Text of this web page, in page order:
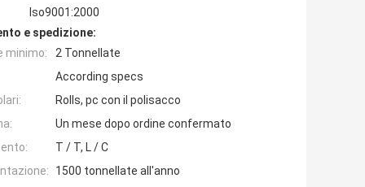
Iso9001:2000
e spedizione:
minimo:
2 Tonnellate
According specs
Rolls, pc con il polisacco
Un mese dopo ordine confermato
T / T, L / C
1500 tonnellate all'anno